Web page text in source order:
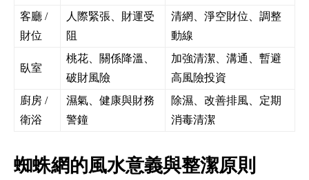
客廳 /
財位
人際緊張、財運受
阻
清網、淨空財位、調整
動線
臥室
桃花、關係降溫、
破財風險
加強清潔、溝通、暫避
高風險投資
廚房 /
衛浴
濕氣、健康與財務
警鐘
除濕、改善排風、定期
消毒清潔
蜘蛛網的風水意義與整潔原則